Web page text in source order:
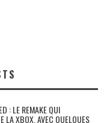
: LE REMAKE QUI
LA XBOX, AVEC QUELQUES